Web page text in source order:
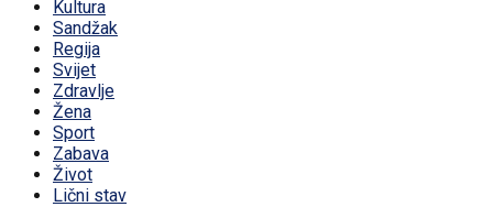
Kultura
Sandžak
Regija
Svijet
Zdravlje
Žena
Sport
Zabava
Život
Lični stav